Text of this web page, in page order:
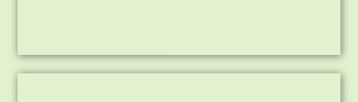
Graven van natuurpaden